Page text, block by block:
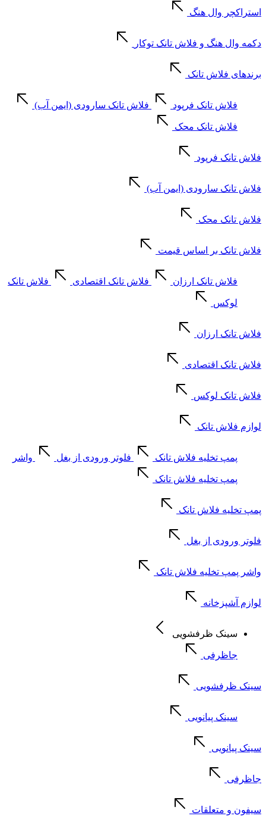
استراکچر وال هنگ
دکمه وال هنگ و فلاش تانک توکار
برندهای فلاش تانک
فلاش تانک فرپود فلاش تانک سارودی (ایمن آب)
فلاش تانک محک
فلاش تانک فرپود
فلاش تانک سارودی (ایمن آب)
فلاش تانک محک
فلاش تانک بر اساس قیمت
فلاش تانک ارزان فلاش تانک اقتصادی فلاش تانک
لوکس
فلاش تانک ارزان
فلاش تانک اقتصادی
فلاش تانک لوکس
لوازم فلاش تانک
پمپ تخلیه فلاش تانک فلوتر ورودی از بغل واشر
پمپ تخلیه فلاش تانک
پمپ تخلیه فلاش تانک
فلوتر ورودی از بغل
واشر پمپ تخلیه فلاش تانک
لوازم آشپزخانه
سینک ظرفشویی
جاظرفی
سینک ظرفشویی
سینک پیانویی
سینک پیانویی
جاظرفی
سیفون و متعلقات